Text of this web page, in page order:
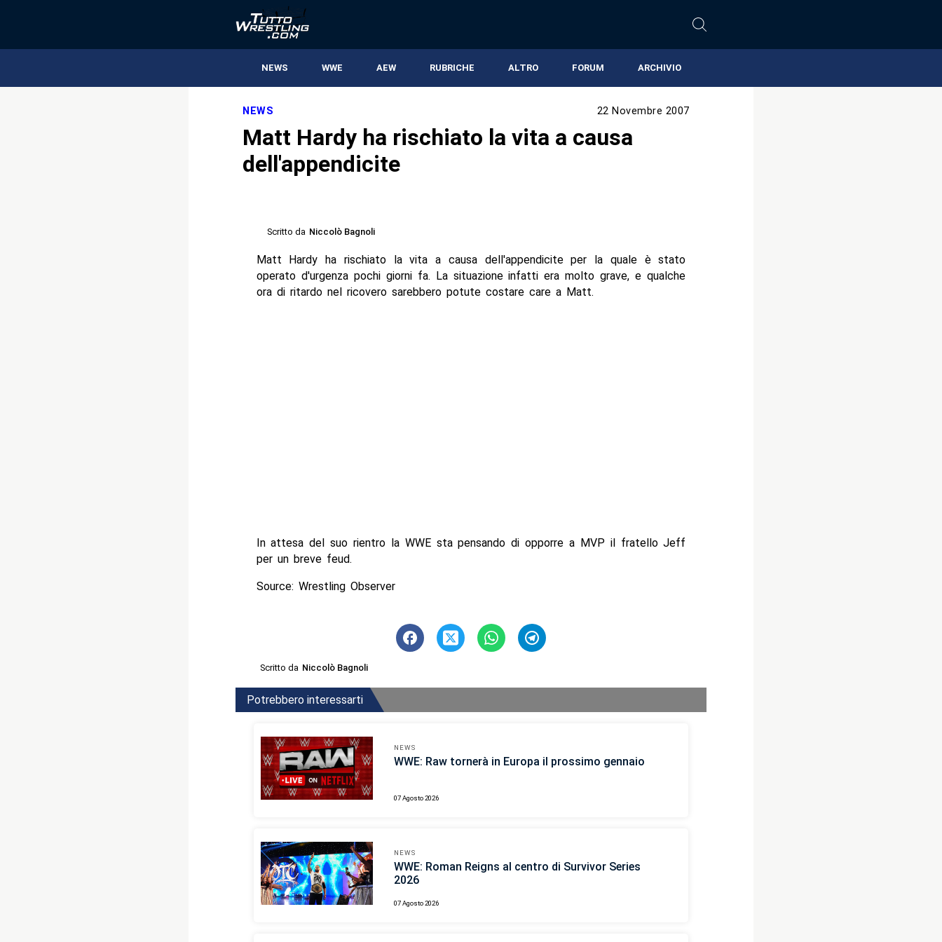
NEWS WWE AEW RUBRICHE ALTRO FORUM ARCHIVIO
NEWS 22 Novembre 2007
Matt Hardy ha rischiato la vita a causa
dell'appendicite
Scritto da Niccolò Bagnoli
Matt Hardy ha rischiato la vita a causa dell'appendicite per la quale è stato
operato d'urgenza pochi giorni fa. La situazione infatti era molto grave, e qualche
ora di ritardo nel ricovero sarebbero potute costare care a Matt.
In attesa del suo rientro la WWE sta pensando di opporre a MVP il fratello Jeff
per un breve feud.
Source: Wrestling Observer
Scritto da Niccolò Bagnoli
Potrebbero interessarti
NEWS
WWE: Raw tornerà in Europa il prossimo gennaio
07 Agosto 2026
NEWS
WWE: Roman Reigns al centro di Survivor Series
2026
07 Agosto 2026